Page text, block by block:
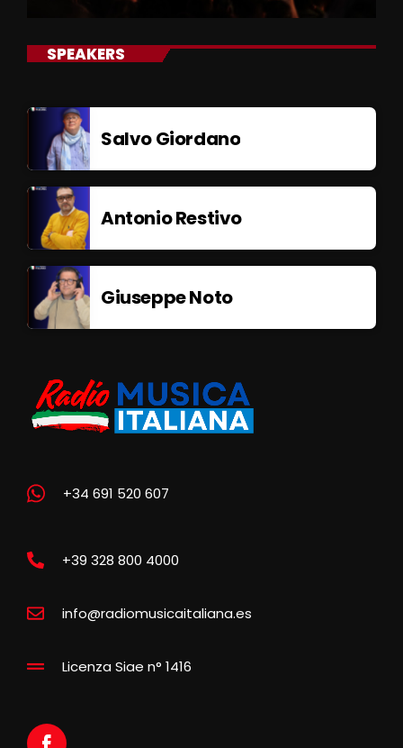
SPEAKERS
Salvo Giordano
Antonio Restivo
Giuseppe Noto
+34 691 520 607
+39 328 800 4000
info@radiomusicaitaliana.es
Licenza Siae n° 1416